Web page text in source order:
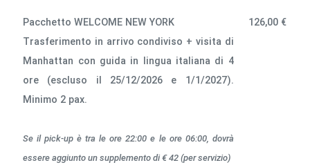
Pacchetto WELCOME NEW YORK
Trasferimento in arrivo condiviso + visita di
Manhattan con guida in lingua italiana di 4
ore (escluso il 25/12/2026 e 1/1/2027).
Minimo 2 pax.
Se il pick-up è tra le ore 22:00 e le ore 06:00, dovrà
essere aggiuntoun supplemento di € 42 (per servizio)
126,00 €